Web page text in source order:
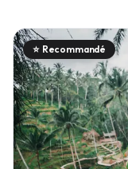
⭐ Recommandé